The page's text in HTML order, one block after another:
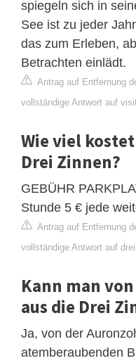
spiegeln sich in
See ist zu jeder
das zum Erleben,
Betrachten einlädt.
Antrag auf Entfernung
vollständige Antwort auf
Wie viel
Drei Zinnen?
GEBÜHR
Stunde 5 € jede
Antrag auf Entfernung
vollständige Antwort auf
Kann man
aus die Drei
Ja, von der
atemberaubenden